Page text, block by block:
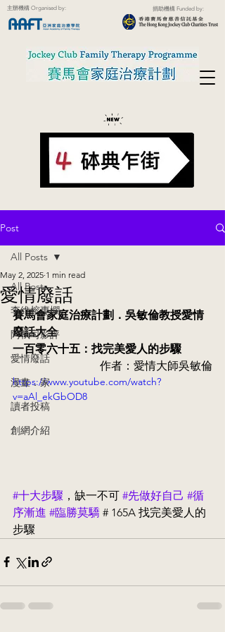
主辦機構 Organised by: 捐助機構 Funded by:
Post
All Posts
李維榕專欄
阿執司影評
愛情廢話
漫畫．家
讀者投稿
創網介紹
All Posts
愛情廢話
May 2, 2025 1 min read
賽馬會家庭治療計劃．吳敏倫教授愛情
廢話大全
一百零六十五：找完美愛人的步驟
作者：愛情大師吳敏倫
https://www.youtube.com/watch?
v=aAl_ekGbOD8
#十大步驟 ，缺一不可 #先做好自己 #循
序漸進 #臨勝莫驕 # 165A 找完美愛人的
步驟